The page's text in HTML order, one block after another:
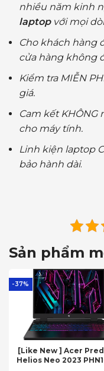
nhiều năm kinh
laptopvới mọi
Cho khách hàng
cửa hàng không
Kiểm tra MIỄN
giá.
Cam kết KHÔNG
cho máy tính.
Linh kiện laptop
bảo hành dài.
Sản phẩm
-37%
[Like New ] Acer
Helios Neo 2023